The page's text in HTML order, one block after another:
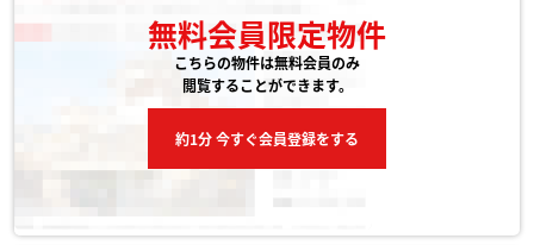
無料会員限定物件
こちらの物件は無料会員のみ
閲覧することができます。
約1分 今すぐ会員登録をする